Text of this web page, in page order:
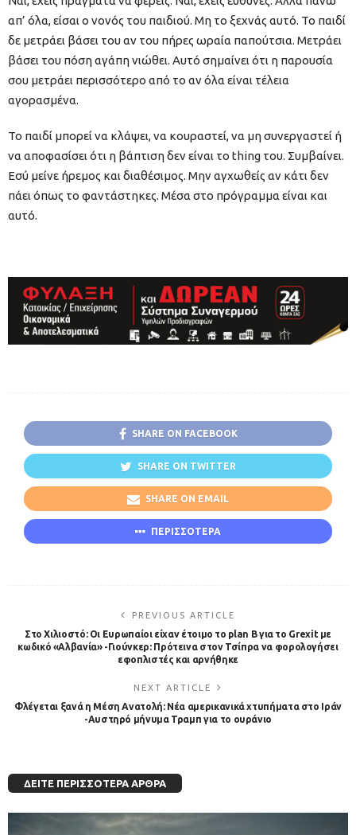
απ’ όλα, είσαι ο νονός του παιδιού. Μη το ξεχνάς αυτό. Το παιδί
δε μετράει βάσει του αν του πήρες ωραία παπούτσια. Μετράει
βάσει του πόση αγάπη νιώθει. Αυτό σημαίνει ότι η παρουσία
σου μετράει περισσότερο από το αν όλα είναι τέλεια
αγορασμένα.
Το παιδί μπορεί να κλάψει, να κουραστεί, να μη συνεργαστεί ή
να αποφασίσει ότι η βάπτιση δεν είναι το thing του. Συμβαίνει.
Εσύ μείνε ήρεμος και διαθέσιμος. Μην αγχωθείς αν κάτι δεν
πάει όπως το φαντάστηκες. Μέσα στο πρόγραμμα είναι και
αυτό.
SHARE ON FACEBOOK
SHARE ON TWITTER
SHARE ON EMAIL
ΠΕΡΙΣΣΟΤΕΡΑ
PREVIOUS ARTICLE
Στο Χιλιοστό: Οι Ευρωπαίοι είχαν έτοιμο το plan B για το Grexit με
κωδικό «Αλβανία» -Γιούνκερ: Πρότεινα στον Τσίπρα να φορολογήσει
εφοπλιστές και αρνήθηκε
NEXT ARTICLE
Φλέγεται ξανά η Μέση Ανατολή: Νέα αμερικανικά χτυπήματα στο Ιράν
-Αυστηρό μήνυμα Τραμπ για το ουράνιο
ΔΕΊΤΕ ΠΕΡΙΣΣΌΤΕΡΑ ΆΡΘΡΑ